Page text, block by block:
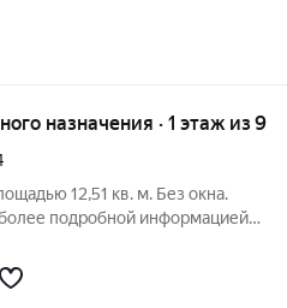
назначения · 1 этаж из 9
12,51 кв. м. Без окна.
подробной информацией
вас время.